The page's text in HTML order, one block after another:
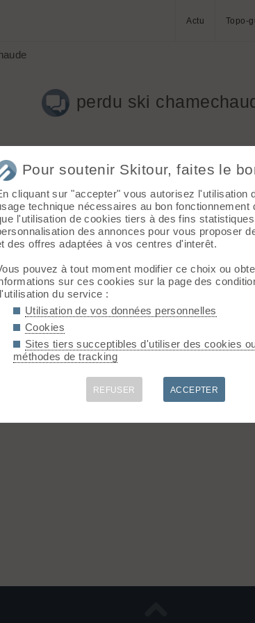
Actu Topo-
perdu ski
diamir ... Si des fois quelqu'un tombe dessus
chances, sinon c'est resté poudreux bien a
Pour soutenir Skitour, faites le
cliquant sur "accepter" vous autorisez l'utilisation
technique nécessaires au bon fonctionnement
l'utilisation de cookies tiers à des fins
des annonces pour vous proposer
des offres adaptées à vos centres d'interêt.
pouvez à tout moment modifier ce choix ou
sur ces cookies sur la page des
du service :
Utilisation de vos données personnelles
Cookies
Sites tiers succeptibles d'utiliser des cookies
méthodes de tracking
REFUSER ACCEPTER